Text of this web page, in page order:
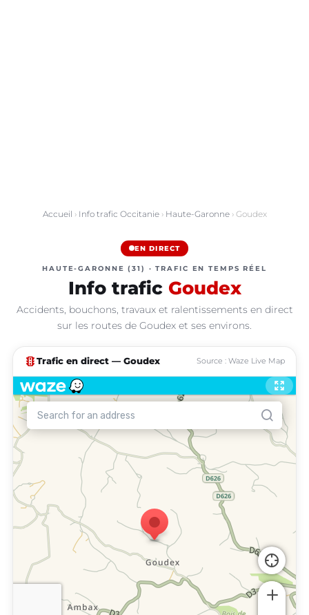
Accueil › Info trafic Occitanie› Haute-Garonne› Goudex
EN DIRECT
HAUTE-GARONNE (31) · TRAFIC EN TEMPS RÉEL
Info trafic Goudex
Accidents, bouchons, travaux et ralentissements en direct
sur les routes de Goudex et ses environs.
traffic Trafic en direct — Goudex Source : Waze Live Map